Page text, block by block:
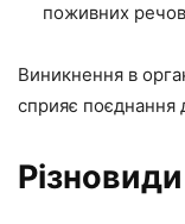
поживних
Виникнення в
сприяє поєднання
Різновиди